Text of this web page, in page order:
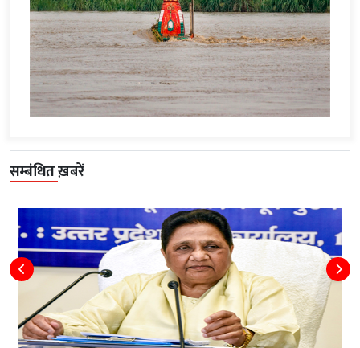
सम्बंधित ख़बरें